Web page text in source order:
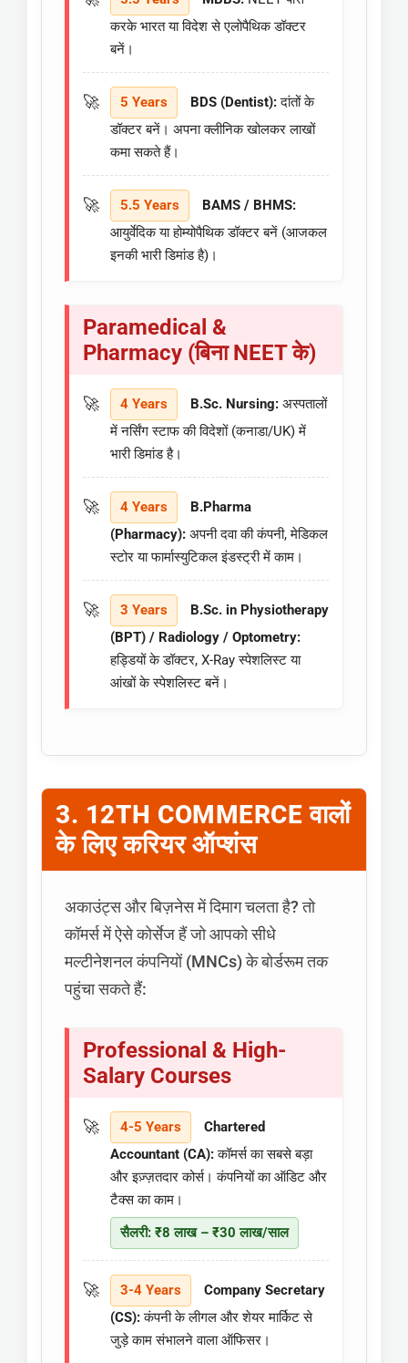
करके भारत या विदेश से एलोपैथिक डॉक्टर
बनें।
5 Years BDS (Dentist):दांतों के
डॉक्टर बनें। अपना क्लीनिक खोलकर लाखों
कमा सकते हैं।
5.5 Years
BAMS / BHMS:
आयुर्वेदिक या होम्योपैथिक डॉक्टर बनें (आजकल
इनकी भारी डिमांड है)।
Paramedical &
Pharmacy (बिना NEET के)
4 Years B.Sc. Nursing: अस्पतालों
में नर्सिंग स्टाफ की विदेशों (कनाडा/UK) में
भारी डिमांड है।
4 Years
B.Pharma
(Pharmacy): अपनी दवा की कंपनी, मेडिकल
स्टोर या फार्मास्युटिकल इंडस्ट्री में काम।
3 Years
B.Sc. in Physiotherapy
(BPT) / Radiology / Optometry:
हड्डियों के डॉक्टर, X-Ray स्पेशलिस्ट या
आंखों के स्पेशलिस्ट बनें।
3. 12TH COMMERCE वालों
के लिए करियर ऑप्शंस
अकाउंट्स और बिज़नेस में दिमाग चलता है? तो
कॉमर्स में ऐसे कोर्सेज हैं जो आपको सीधे
मल्टीनेशनल कंपनियों (MNCs) के बोर्डरूम तक
पहुंचा सकते हैं:
Professional & High-
Salary Courses
4-5 Years
Chartered
Accountant (CA):कॉमर्स का सबसे बड़ा
और इज़्ज़तदार कोर्स। कंपनियों का ऑडिट और
टैक्स का काम।
सैलरी: ₹8 लाख – ₹30 लाख/साल
3-4 Years
Company Secretary
(CS):कंपनी के लीगल और शेयर मार्किट से
जुड़े काम संभालने वाला ऑफिसर।